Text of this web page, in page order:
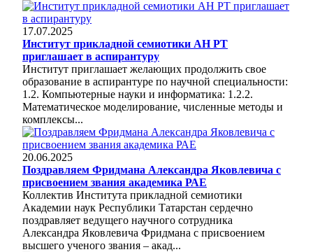
17.07.2025
Институт прикладной семиотики АН РТ
приглашает в аспирантуру
Институт приглашает желающих продолжить свое
образование в аспирантуре по научной специальности:
1.2. Компьютерные науки и информатика: 1.2.2.
Математическое моделирование, численные методы и
комплексы...
20.06.2025
Поздравляем Фридмана Александра Яковлевича с
присвоением звания академика РАЕ
Коллектив Института прикладной семиотики
Академии наук Республики Татарстан сердечно
поздравляет ведущего научного сотрудника
Александра Яковлевича Фридмана с присвоением
высшего ученого звания – акад...